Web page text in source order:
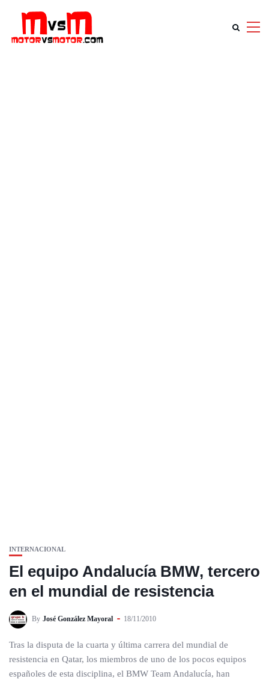
INTERNACIONAL
El equipo Andalucía BMW, tercero
en el mundial de resistencia
By José González Mayoral 18/11/2010
Tras la disputa de la cuarta y última carrera del mundial de
resistencia en Qatar, los miembros de uno de los pocos equipos
españoles de esta disciplina, el BMW Team Andalucía, han